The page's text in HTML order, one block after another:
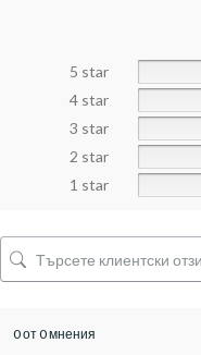
5 star
4 star
3 star
2 star
1 star
0 от 0 мнения